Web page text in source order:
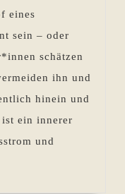
eines
sein – oder
schätzen
ihn und
hinein und
ist ein innerer
und